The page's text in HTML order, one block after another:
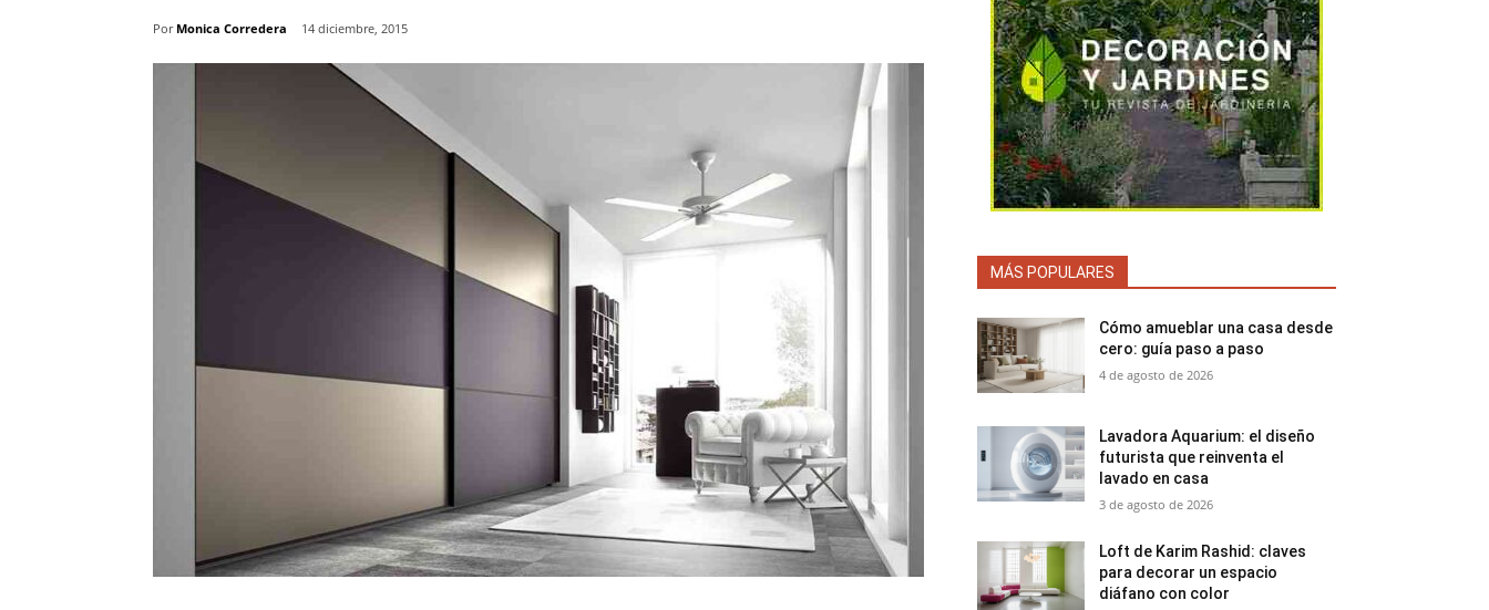
Por Monica Corredera 14 diciembre, 2015
MÁS POPULARES
Cómo amueblar una casa desde
cero: guía paso a paso
4 de agosto de 2026
Lavadora Aquarium: el diseño
futurista que reinventa el
lavado en casa
3 de agosto de 2026
Loft de Karim Rashid: claves
para decorar un espacio
diáfano con color